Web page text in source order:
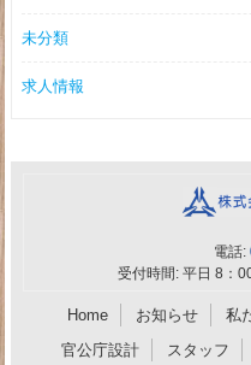
未分類
求人情報
電話:
受付時間: 平日 8：
Home お知らせ 私
官公庁設計
スタッフ